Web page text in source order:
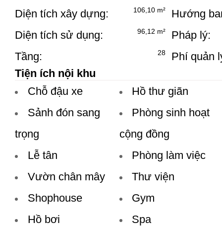
Diện tích xây dựng: 106,10 m²
Diện tích sử dụng: 96,12 m²
Tầng: 28
Hướng
Pháp lý:
Phí quản
Tiện ích nội khu
Chỗ đậu xe
Sảnh đón sang
trọng
Lễ tân
Vườn chân mây
Shophouse
Hồ bơi
Hồ thư giãn
Phòng sinh hoạt
cộng đồng
Phòng làm việc
Thư viện
Gym
Spa